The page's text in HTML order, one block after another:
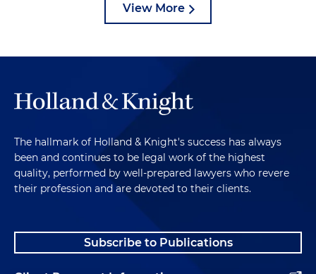
View More
The hallmark of Holland & Knight's success has always
been and continues to be legal work of the highest
quality, performed by well-prepared lawyers who revere
their profession and are devoted to their clients.
Subscribe to Publications